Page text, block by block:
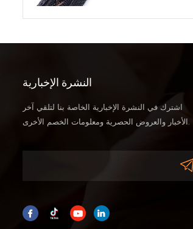
النشرة الإخبارية
اشترك في النشرة الإخبارية الخاصة بنا لتلقي آخر